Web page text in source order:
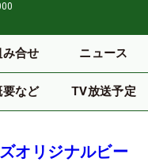
み合せ ニュース
要など TV放送予定
オリジナルビー